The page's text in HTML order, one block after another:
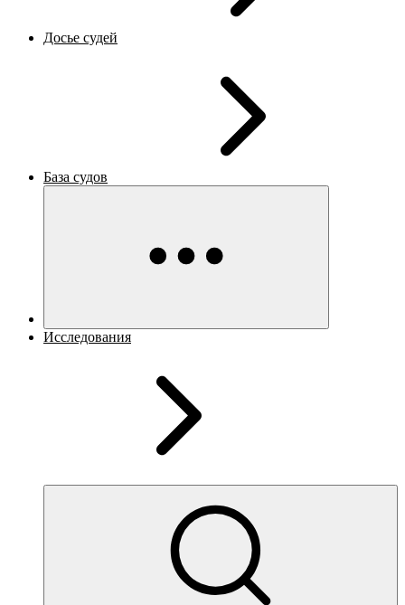
Досье судей
База судов
Исследования